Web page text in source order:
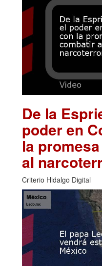
De la
poder en
la
al
Criterio Hidalgo Digital